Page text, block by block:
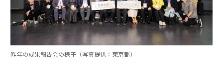
昨年の成果報告会の様子（写真提供：東京都）